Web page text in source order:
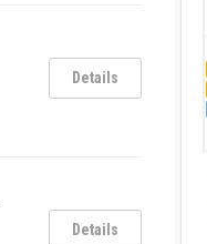
Details
Details